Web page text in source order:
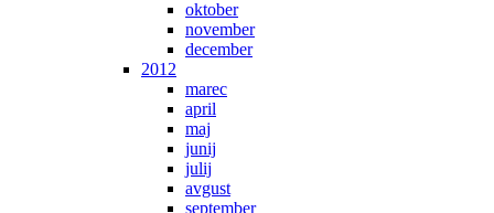
oktober
november
december
2012
marec
april
maj
junij
julij
avgust
september